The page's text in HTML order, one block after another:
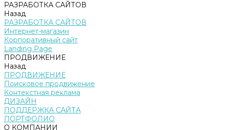
РАЗРАБОТКА САЙТОВ
Назад
РАЗРАБОТКА САЙТОВ
Интернет-магазин
Корпоративный сайт
Landing Page
ПРОДВИЖЕНИЕ
Назад
ПРОДВИЖЕНИЕ
Поисковое продвижение
Контекстная реклама
ДИЗАЙН
ПОДДЕРЖКА САЙТА
ПОРТФОЛИО
О КОМПАНИИ